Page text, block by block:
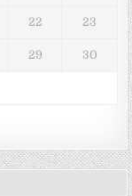
22 23
29 30